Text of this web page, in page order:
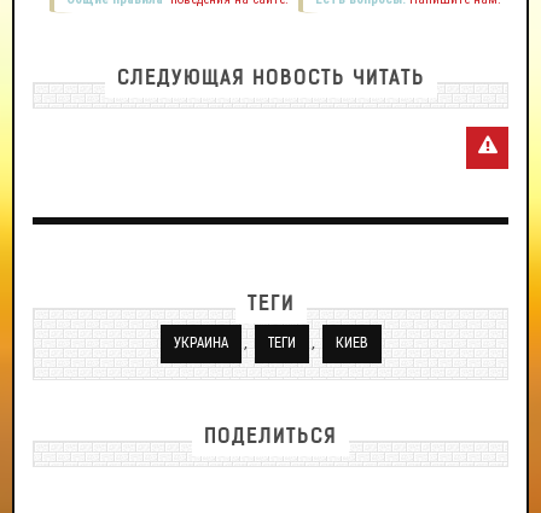
СЛЕДУЮЩАЯ НОВОСТЬ ЧИТАТЬ
ТЕГИ
УКРАИНА , ТЕГИ , КИЕВ
ПОДЕЛИТЬСЯ